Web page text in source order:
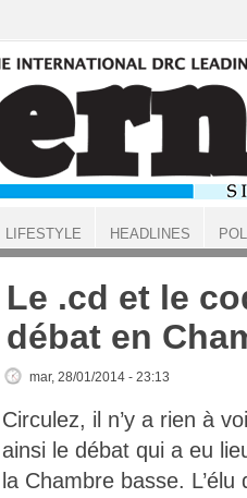
Le .cd et le
débat en
mar, 28/01/2014 - 23:13
Circulez, il n’y a rien à
ainsi le débat qui a eu
la Chambre basse.
LIFESTYLE HEADLINES